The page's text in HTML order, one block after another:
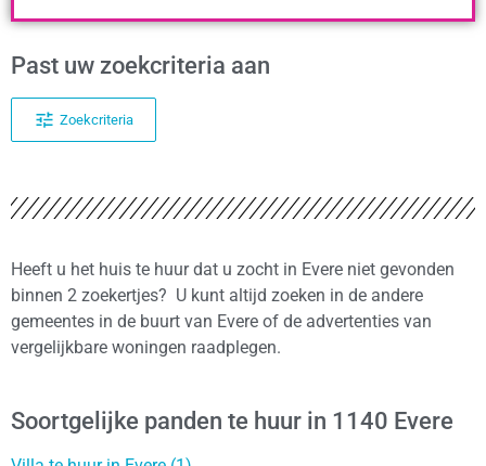
Past uw zoekcriteria aan
Zoekcriteria
Heeft u het huis te huur dat u zocht in Evere niet gevonden
binnen 2 zoekertjes? U kunt altijd zoeken in de andere
gemeentes in de buurt van Evere of de advertenties van
vergelijkbare woningen raadplegen.
Soortgelijke panden te huur in 1140 Evere